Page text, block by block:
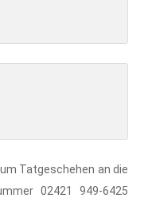
Tatgeschehen an die
02421 949-6425